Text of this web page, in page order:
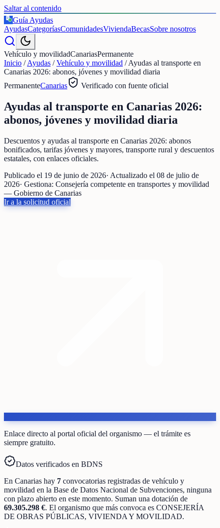
Saltar al contenido
€
Guía Ayudas
AyudasCategoríasComunidadesViviendaBecasSobre nosotros
Vehículo y movilidadCanariasPermanente
Inicio /Ayudas /Vehículo y movilidad /Ayudas al transporte en
Canarias 2026: abonos, jóvenes y movilidad diaria
PermanenteCanarias Verificado con fuente oficial
Ayudas al transporte en Canarias 2026:
abonos, jóvenes y movilidad diaria
Descuentos y ayudas al transporte en Canarias 2026: abonos
bonificados, tarifas jóvenes y mayores, transporte rural y descuentos
estatales, con enlaces oficiales.
Publicado el 19 de junio de 2026· Actualizado el 08 de julio de
2026· Gestiona: Consejería competente en transportes y movilidad
— Gobierno de Canarias
Ir a la solicitud oficial
Enlace directo al portal oficial del organismo — el trámite es
siempre gratuito.
Datos verificados en BDNS
En Canarias hay 7 convocatorias registradas de vehículo y
movilidad en la Base de Datos Nacional de Subvenciones, ninguna
con plazo abierto en este momento. Suman una dotación de
69.305.298 €. El organismo que más convoca es CONSEJERÍA
DE OBRAS PÚBLICAS, VIVIENDA Y MOVILIDAD.